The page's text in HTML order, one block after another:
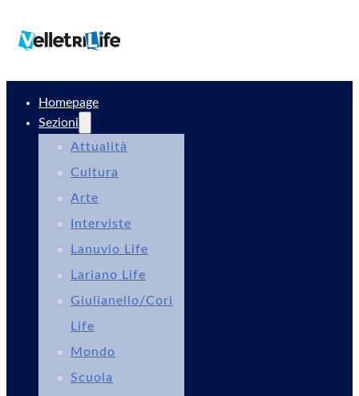
Homepage
Sezioni
Attualità
Cultura
Arte
Interviste
Lanuvio Life
Lariano Life
Giulianello/Cori
Life
Mondo
Scuola